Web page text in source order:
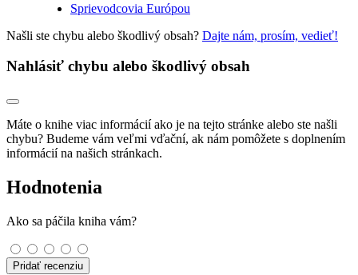
Sprievodcovia Európou
Našli ste chybu alebo škodlivý obsah? Dajte nám, prosím, vedieť!
Nahlásiť chybu alebo škodlivý obsah
Máte o knihe viac informácií ako je na tejto stránke alebo ste našli
chybu? Budeme vám veľmi vďační, ak nám pomôžete s doplnením
informácií na našich stránkach.
Hodnotenia
Ako sa páčila kniha vám?
Pridať recenziu